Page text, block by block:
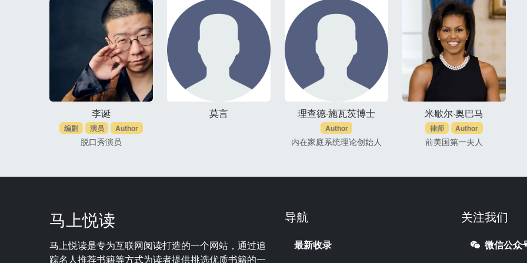
李诞
编剧 演员 Author
脱口秀演员
莫言 理查德·施瓦茨博士
Author
内在家庭系统理论创始人
米歇尔·奥巴马
律师 Author
前美国第一夫人
马上悦读
马上悦读是专为互联网阅读打造的一个网站，通过追
踪名人推荐书籍等方式为读者提供挑选优质书籍的一
导航
最新收录
关注我们
微信公众